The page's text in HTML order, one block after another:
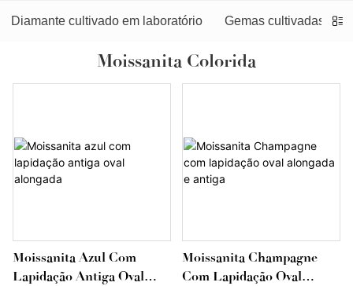
Diamante cultivado em laboratório Gemas cultivadas em
Moissanita Colorida
Moissanita Azul Com
Lapidação Antiga Oval
Moissanita Champagne
Com Lapidação Oval